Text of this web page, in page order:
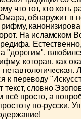
что тот, кто хоть
обнаружит в
рифму,
На исламском
"дорогим",
которая, как
к переводу
текст, словно
всё просто, а
по-русски.